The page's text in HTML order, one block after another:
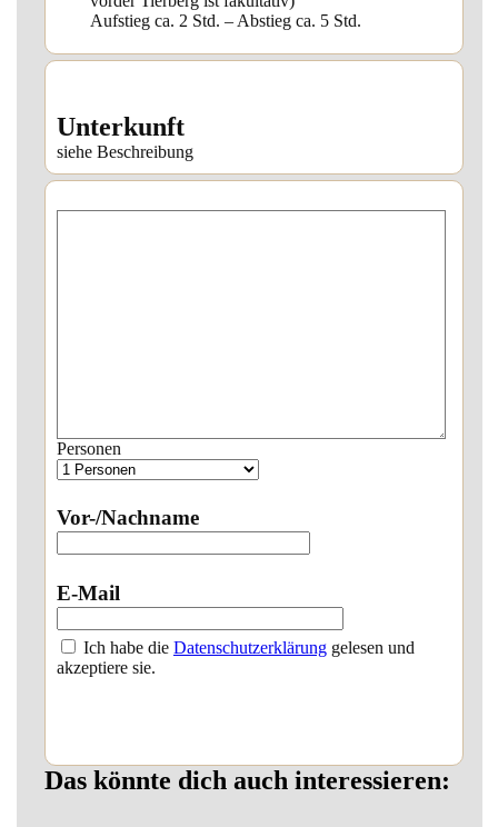
Aufstieg ca. 2 Std. – Abstieg ca. 5 Std.
Unterkunft
siehe Beschreibung
Personen
Vor-/Nachname
E-Mail
Ich habe die Datenschutzerklärunggelesen und
akzeptiere sie.
Das könnte dich auch interessieren: